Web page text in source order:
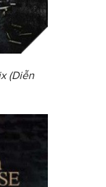
(Diễn